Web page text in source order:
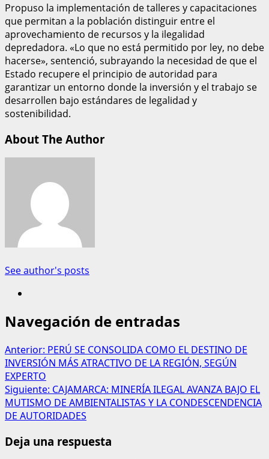
Propuso la implementación de talleres y capacitaciones
que permitan a la población distinguir entre el
aprovechamiento de recursos y la ilegalidad
depredadora. «Lo que no está permitido por ley, no debe
hacerse», sentenció, subrayando la necesidad de que el
Estado recupere el principio de autoridad para
garantizar un entorno donde la inversión y el trabajo se
desarrollen bajo estándares de legalidad y
sostenibilidad.
About The Author
See author's posts
Navegación de entradas
Anterior: PERÚ SE CONSOLIDA COMO EL DESTINO DE
INVERSIÓN MÁS ATRACTIVO DE LA REGIÓN, SEGÚN
EXPERTO
Siguiente: CAJAMARCA: MINERÍA ILEGAL AVANZA BAJO EL
MUTISMO DE AMBIENTALISTAS Y LA CONDESCENDENCIA
DE AUTORIDADES
Deja una respuesta